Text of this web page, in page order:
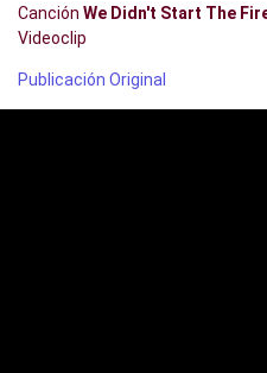
Canción We Didn't Start The
Videoclip
Publicación Original